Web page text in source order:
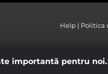
Help Politica
importantă pentru